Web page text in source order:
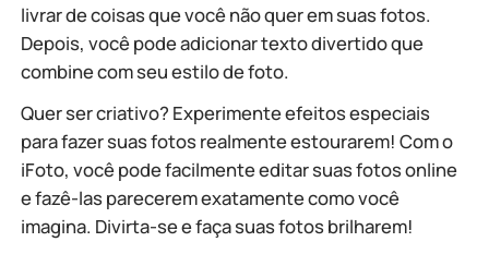
livrar de coisas que você não quer em suas fotos.
Depois, você pode adicionar texto divertido que
combine com seu estilo de foto.
Quer ser criativo? Experimente efeitos especiais
para fazer suas fotos realmente estourarem! Com o
iFoto, você pode facilmente editar suas fotos online
e fazê-las parecerem exatamente como você
imagina. Divirta-se e faça suas fotos brilharem!